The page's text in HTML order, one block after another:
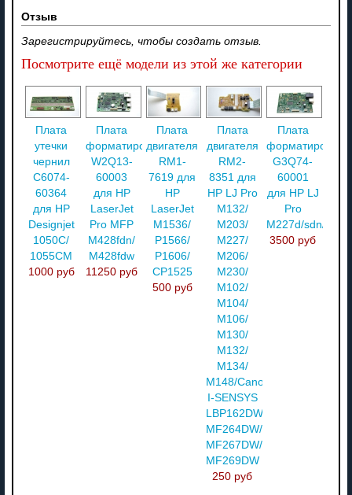
Отзыв
Зарегистрируйтесь, чтобы создать отзыв.
Посмотрите ещё модели из этой же категории
Плата
утечки
чернил
C6074-
60364
для HP
Designjet
1050C/
1055CM
1000 руб
Плата
форматирования
W2Q13-
60003
для HP
LaserJet
Pro MFP
M428fdn/
M428fdw
11250 руб
Плата
двигателя
RM1-
7619 для
HP
LaserJet
M1536/
P1566/
P1606/
CP1525
500 руб
Плата
двигателя
RM2-
8351 для
HP LJ Pro
M132/
M203/
M227/
M206/
M230/
M102/
M104/
M106/
M130/
M132/
M134/
M148/Canon
I-SENSYS
LBP162DW/
MF264DW/
MF267DW/
MF269DW
250 руб
Плата
G3Q74-
60001
для HP LJ
Pro
M227d/sdn/
3500 руб